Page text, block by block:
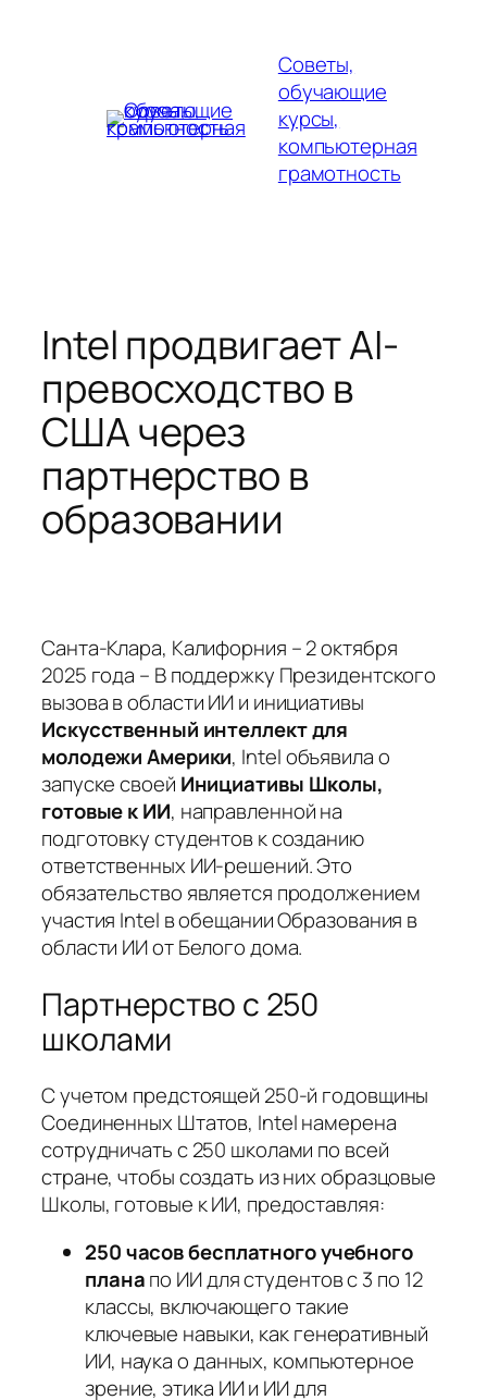
Советы,
обучающие
курсы,
компьютерная
грамотность
Intel продвигает AI-
превосходство в
США через
партнерство в
образовании
Санта-Клара, Калифорния – 2 октября
2025 года – В поддержку Президентского
вызова в области ИИ и инициативы
Искусственный интеллект для
молодежи Америки, Intel объявила о
запуске своей Инициативы Школы,
готовые к ИИ, направленной на
подготовку студентов к созданию
ответственных ИИ-решений. Это
обязательство является продолжением
участия Intel в обещании Образования в
области ИИ от Белого дома.
Партнерство с 250
школами
С учетом предстоящей 250-й годовщины
Соединенных Штатов, Intel намерена
сотрудничать с 250 школами по всей
стране, чтобы создать из них образцовые
Школы, готовые к ИИ, предоставляя:
250 часов бесплатного учебного
планапо ИИ для студентов с 3 по 12
классы, включающего такие
ключевые навыки, как генеративный
ИИ, наука о данных, компьютерное
зрение, этика ИИ и ИИ для